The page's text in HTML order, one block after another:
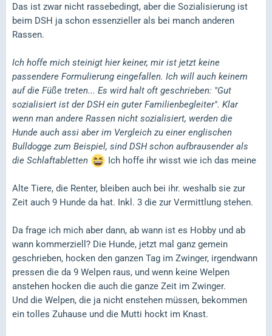
Das ist zwar nicht rassebedingt, aber die Sozialisierung ist
beim DSH ja schon essenzieller als bei manch anderen
Rassen.
Ich hoffe mich steinigt hier keiner, mir ist jetzt keine
passendere Formulierung eingefallen. Ich will auch keinem
auf die Füße treten... Es wird halt oft geschrieben: "Gut
sozialisiert ist der DSH ein guter Familienbegleiter". Klar
wenn man andere Rassen nicht sozialisiert, werden die
Hunde auch assi aber im Vergleich zu einer englischen
Bulldogge zum Beispiel, sind DSH schon aufbrausender als
die Schlaftabletten
Ich hoffe ihr wisst wie ich das meine
Alte Tiere, die Renter, bleiben auch bei ihr. weshalb sie zur
Zeit auch 9 Hunde da hat. Inkl. 3 die zur Vermittlung stehen.
Da frage ich mich aber dann, ab wann ist es Hobby und ab
wann kommerziell? Die Hunde, jetzt mal ganz gemein
geschrieben, hocken den ganzen Tag im Zwinger, irgendwann
pressen die da 9 Welpen raus, und wenn keine Welpen
anstehen hocken die auch die ganze Zeit im Zwinger.
Und die Welpen, die ja nicht enstehen müssen, bekommen
ein tolles Zuhause und die Mutti hockt im Knast.